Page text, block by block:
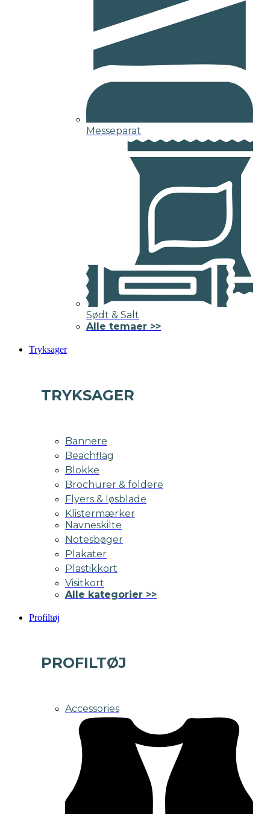
Messeparat
Sødt & Salt
Alle temaer >>
Tryksager
TRYKSAGER
Bannere
Beachflag
Blokke
Brochurer & foldere
Flyers & løsblade
Klistermærker
Navneskilte
Notesbøger
Plakater
Plastikkort
Visitkort
Alle kategorier >>
Profiltøj
PROFILTØJ
Accessories